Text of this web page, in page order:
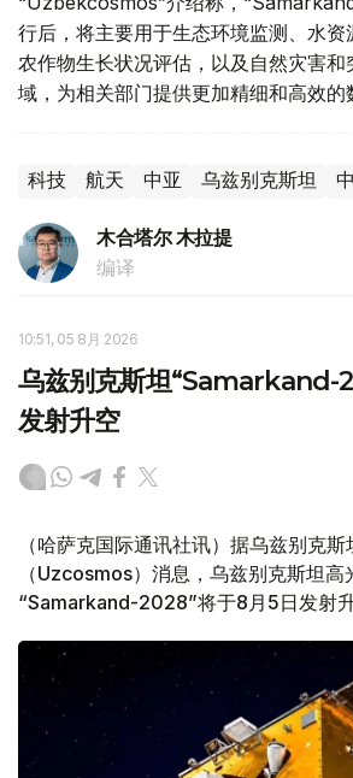
行后，将主要用于生态环境监测、水资
农作物生长状况评估，以及自然灾害和
域，为相关部门提供更加精细和高效的
科技 航天 中亚 乌兹别克斯坦
木合塔尔 木拉提
编译
10:51, 05 8月 2026
乌兹别克斯坦“Samarkand-
发射升空
（哈萨克国际通讯社讯）据乌兹别克斯
（Uzcosmos）消息，乌兹别克斯坦高
“Samarkand-2028”将于8月5日发射升